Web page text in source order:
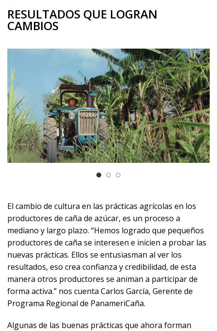
RESULTADOS QUE LOGRAN
CAMBIOS
El cambio de cultura en las prácticas agrícolas en los
productores de caña de azúcar, es un proceso a
mediano y largo plazo. “Hemos logrado que pequeños
productores de caña se interesen e inicien a probar las
nuevas prácticas. Ellos se entusiasman al ver los
resultados, eso crea confianza y credibilidad, de esta
manera otros productores se animan a participar de
forma activa.” nos cuenta Carlos García, Gerente de
Programa Regional de PanameriCaña.
Algunas de las buenas prácticas que ahora forman